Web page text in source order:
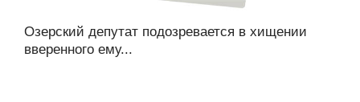
Озерский депутат подозревается в хищении
вверенного ему...